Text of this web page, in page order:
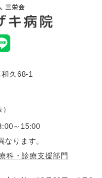
久68-1
～15:00
ります。
科・診療支援部門